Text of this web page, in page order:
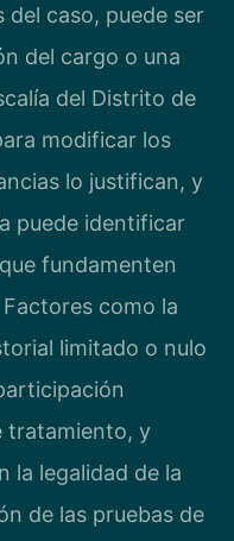
del caso, puede ser
del cargo o una
del Distrito de
modificar los
lo justifican, y
puede identificar
fundamenten
como la
limitado o nulo
tratamiento, y
la legalidad de la
de las pruebas de